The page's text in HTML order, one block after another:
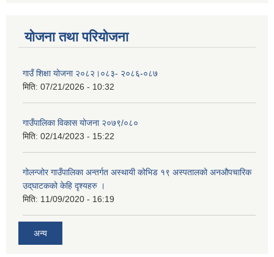
योजना तथा परियोजना
गाउँ शिक्षा योजना २०८२।०८३- २०८६-०८७
मिति: 07/21/2026 - 10:32
गाउँपालिका विकास योजना २०७९/०८०
मिति: 02/14/2023 - 15:22
गोलन्जोर गाउँपालिका अन्तर्गत अस्थायी कोभिड १९ अस्पतालको अनऔपचारिक
उद्‌घाटकको केहि दृश्यहरु ।
मिति: 11/09/2020 - 16:19
अन्य